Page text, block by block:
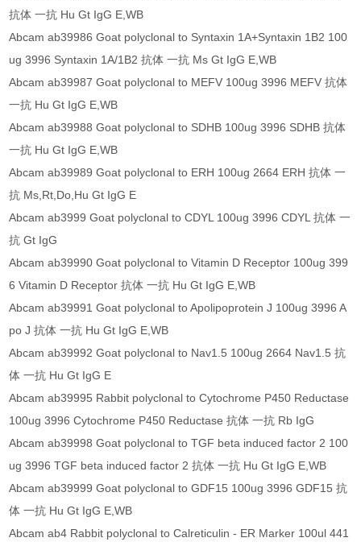
抗体 一抗 Hu Gt IgG E,WB
Abcam ab39986 Goat polyclonal to Syntaxin 1A+Syntaxin 1B2 100
ug 3996 Syntaxin 1A/1B2 抗体 一抗 Ms Gt IgG E,WB
Abcam ab39987 Goat polyclonal to MEFV 100ug 3996 MEFV 抗体
一抗 Hu Gt IgG E,WB
Abcam ab39988 Goat polyclonal to SDHB 100ug 3996 SDHB 抗体
一抗 Hu Gt IgG E,WB
Abcam ab39989 Goat polyclonal to ERH 100ug 2664 ERH 抗体 一
抗 Ms,Rt,Do,Hu Gt IgG E
Abcam ab3999 Goat polyclonal to CDYL 100ug 3996 CDYL 抗体 一
抗 Gt IgG
Abcam ab39990 Goat polyclonal to Vitamin D Receptor 100ug 399
6 Vitamin D Receptor 抗体 一抗 Hu Gt IgG E,WB
Abcam ab39991 Goat polyclonal to Apolipoprotein J 100ug 3996 A
po J 抗体 一抗 Hu Gt IgG E,WB
Abcam ab39992 Goat polyclonal to Nav1.5 100ug 2664 Nav1.5 抗
体 一抗 Hu Gt IgG E
Abcam ab39995 Rabbit polyclonal to Cytochrome P450 Reductase
100ug 3996 Cytochrome P450 Reductase 抗体 一抗 Rb IgG
Abcam ab39998 Goat polyclonal to TGF beta induced factor 2 100
ug 3996 TGF beta induced factor 2 抗体 一抗 Hu Gt IgG E,WB
Abcam ab39999 Goat polyclonal to GDF15 100ug 3996 GDF15 抗
体 一抗 Hu Gt IgG E,WB
Abcam ab4 Rabbit polyclonal to Calreticulin - ER Marker 100ul 441